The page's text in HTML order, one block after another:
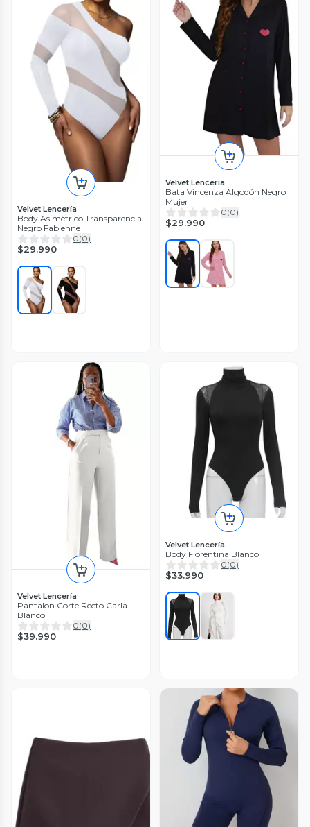
Velvet Lencería
Body Asimétrico Transparencia
Negro Fabienne
0(0)
$29.990
Velvet Lencería
Bata Vincenza Algodón Negro
Mujer
0(0)
$29.990
Velvet Lencería
Pantalon Corte Recto Carla
Blanco
0(0)
$39.990
Velvet Lencería
Body Fiorentina Blanco
0(0)
$33.990